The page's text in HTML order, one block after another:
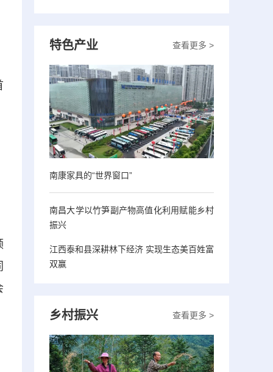
查看更多 >
特色产业
南康家具的“世界窗口”
南昌大学以竹笋副产物高值化利用赋能乡村
振兴
江西泰和县深耕林下经济 实现生态美百姓富
双赢
查看更多 >
乡村振兴